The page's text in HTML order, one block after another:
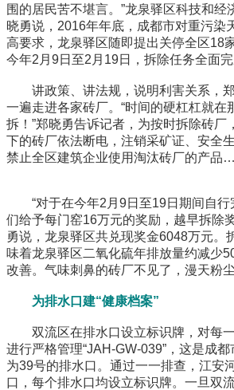
围的居民苦不堪言。”龙泉驿区科技和经
晓勇说，2016年年底，成都市对重污染
高要求，龙泉驿区随即提出关停全区18
今年2月9日至2月19日，拆除任务全面完
讲政策、讲法规，说明利害关系，郑
一遍走进各家砖厂。“时间的硬杠杠就在
拆！”郑晓勇告诉记者，为按时拆除砖厂
下的砖厂依法断电，注销采矿证、安全
禁止全区建筑企业使用淘汰砖厂的产
“对于在今年2月9日至19日期间自行
们给予每门窑16万元的奖励，越早拆除
勇说，龙泉驿区共兑现奖金6048万元。
味着龙泉驿区二氧化硫年排放量约减少
改善。气味刺鼻的砖厂不见了，漫天粉
为排水口建“健康档案”
双流区在排水口设立标识牌，对每一
进行严格管理“JAH-GW-039”，这是成
为39号的排水口。通过一一排查，江安
口，每个排水口均设立标识牌。一旦双